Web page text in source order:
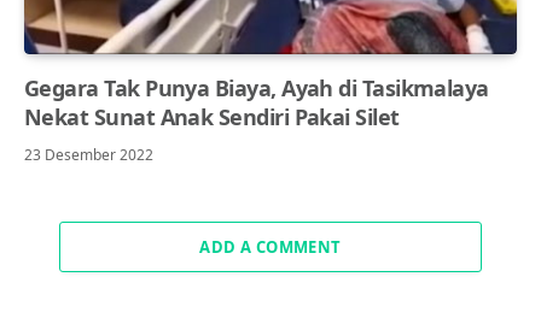
Gegara Tak Punya Biaya, Ayah di Tasikmalaya
Nekat Sunat Anak Sendiri Pakai Silet
23 Desember 2022
ADD A COMMENT